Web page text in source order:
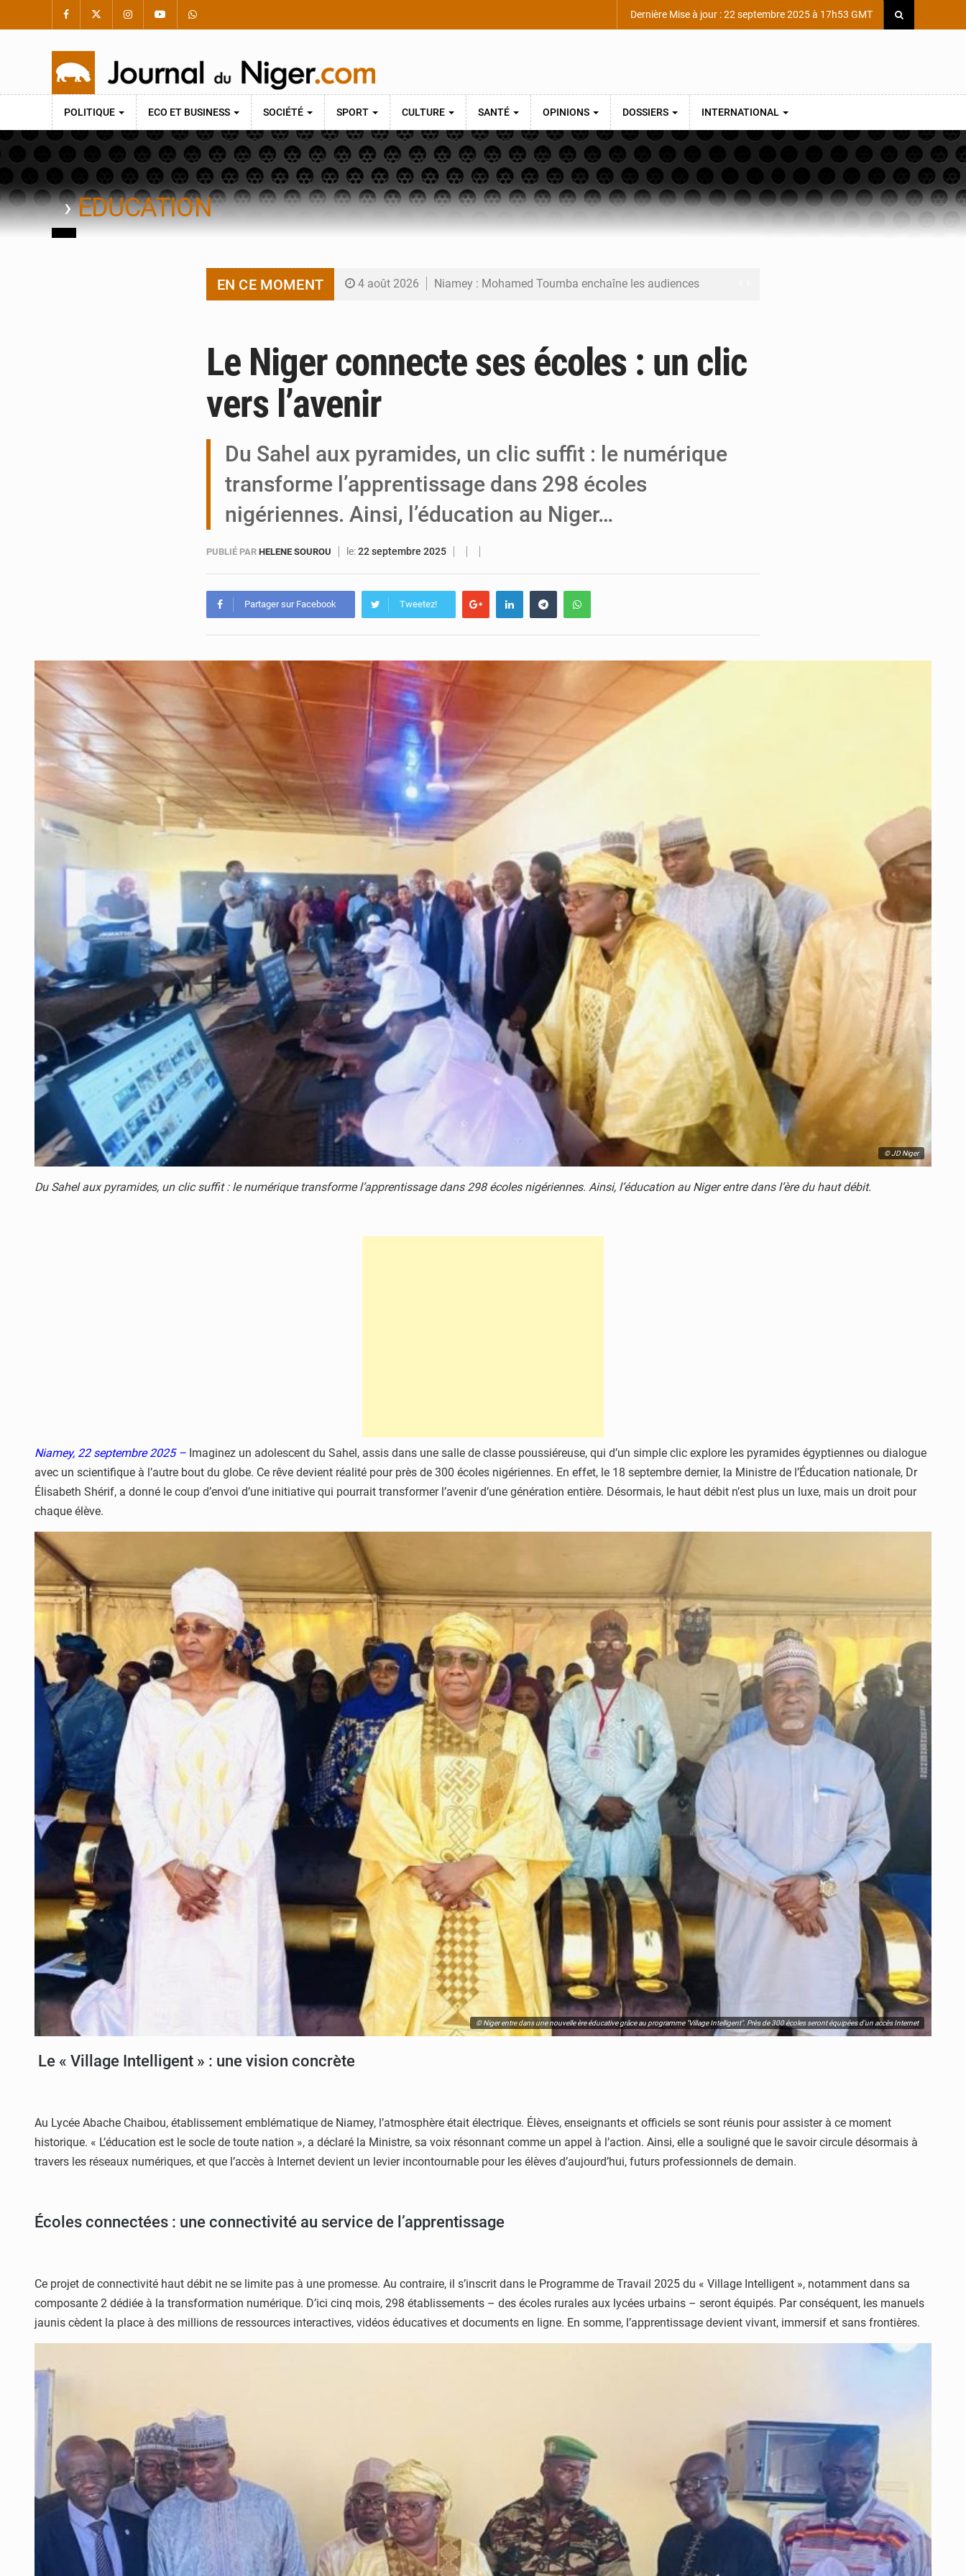
Dernière Mise à jour : 22 septembre 2025 à 17h53 GMT
POLITIQUE ECO ET BUSINESS SOCIÉTÉ SPORT CULTURE SANTÉ OPINIONS DOSSIERS INTERNATIONAL
›EDUCATION
EN CE MOMENT 4 août 2026 Niamey : Mohamed Toumba enchaîne les audiences
Carte biométrique à Maradi : Lancement des enrôlements
3 août 2026 Journée de l’Arbre à Maradi : l’environnement au cœur de la refondation
Le Niger connecte ses écoles : un clic
vers l’avenir
Du Sahel aux pyramides, un clic suffit : le numérique
transforme l’apprentissage dans 298 écoles
nigériennes. Ainsi, l’éducation au Niger…
PUBLIÉ PAR HELENE SOUROU le:22 septembre 2025
Partager sur Facebook Tweetez!
© JD Niger
Du Sahel aux pyramides, un clic suffit : le numérique transforme l’apprentissage dans 298 écoles nigériennes. Ainsi, l’éducation au Niger entre dans l’ère du haut débit.
Niamey, 22 septembre 2025 – Imaginez un adolescent du Sahel, assis dans une salle de classe poussiéreuse, qui d’un simple clic explore les pyramides égyptiennes ou dialogue
avec un scientifique à l’autre bout du globe. Ce rêve devient réalité pour près de 300 écoles nigériennes. En effet, le 18 septembre dernier, la Ministre de l’Éducation nationale, Dr
Élisabeth Shérif, a donné le coup d’envoi d’une initiative qui pourrait transformer l’avenir d’une génération entière. Désormais, le haut débit n’est plus un luxe, mais un droit pour
chaque élève.
© Niger entre dans une nouvelle ère éducative grâce au programme "Village Intelligent". Près de 300 écoles seront équipées d’un accès Internet
Le « Village Intelligent » : une vision concrète
Au Lycée Abache Chaibou, établissement emblématique de Niamey, l’atmosphère était électrique. Élèves, enseignants et officiels se sont réunis pour assister à ce moment
historique. « L’éducation est le socle de toute nation », a déclaré la Ministre, sa voix résonnant comme un appel à l’action. Ainsi, elle a souligné que le savoir circule désormais à
travers les réseaux numériques, et que l’accès à Internet devient un levier incontournable pour les élèves d’aujourd’hui, futurs professionnels de demain.
Écoles connectées : une connectivité au service de l’apprentissage
Ce projet de connectivité haut débit ne se limite pas à une promesse. Au contraire, il s’inscrit dans le Programme de Travail 2025 du « Village Intelligent », notamment dans sa
composante 2 dédiée à la transformation numérique. D’ici cinq mois, 298 établissements – des écoles rurales aux lycées urbains – seront équipés. Par conséquent, les manuels
jaunis cèdent la place à des millions de ressources interactives, vidéos éducatives et documents en ligne. En somme, l’apprentissage devient vivant, immersif et sans frontières.